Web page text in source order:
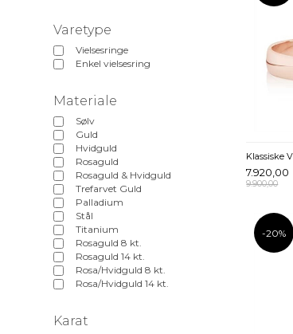
Varetype
Vielsesringe
Enkel vielsesring
Materiale
Sølv
Guld
Hvidguld
Rosaguld
Rosaguld & Hvidguld
Trefarvet Guld
Palladium
Stål
Titanium
Rosaguld 8 kt.
Rosaguld 14 kt.
Rosa/Hvidguld 8 kt.
Rosa/Hvidguld 14 kt.
Karat
7.920,00
9.900,00
-20%